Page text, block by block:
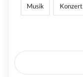
Musik Konzert